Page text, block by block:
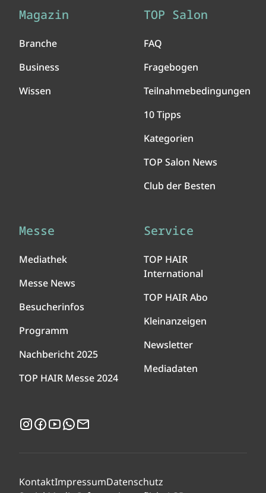
Magazin
Branche
Business
Wissen
TOP Salon
FAQ
Fragebogen
Teilnahmebedingungen
10 Tipps
Kategorien
TOP Salon News
Club der Besten
Messe
Mediathek
Messe News
Besucherinfos
Programm
Nachbericht 2025
TOP HAIR Messe 2024
Service
TOP HAIR
International
TOP HAIR Abo
Kleinanzeigen
Newsletter
Mediadaten
Instagram
Facebook
YouTubeWhatsApp
KontaktImpressumDatenschutz